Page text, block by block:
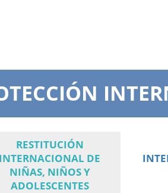
RESTITUCIÓN
INTERNACIONAL DE
NIÑAS, NIÑOS Y
ADOLESCENTES